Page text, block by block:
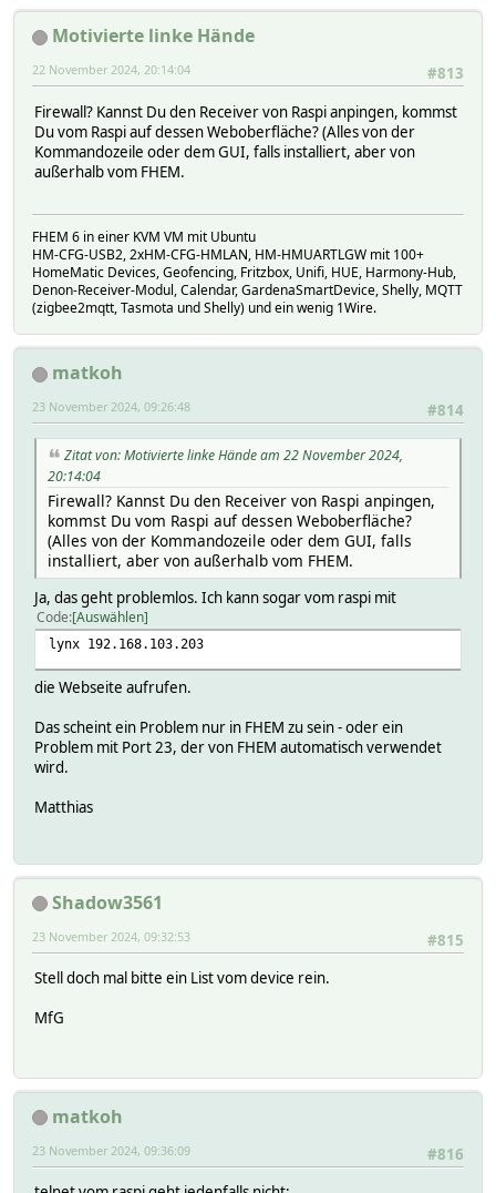
Motivierte linke Hände
#813
22 November 2024, 20:14:04
Firewall? Kannst Du den Receiver von Raspi anpingen, kommst
Du vom Raspi auf dessen Weboberfläche? (Alles von der
Kommandozeile oder dem GUI, falls installiert, aber von
außerhalb vom FHEM.
FHEM 6 in einer KVM VM mit Ubuntu
HM-CFG-USB2, 2xHM-CFG-HMLAN, HM-HMUARTLGW mit 100+
HomeMatic Devices, Geofencing, Fritzbox, Unifi, HUE, Harmony-Hub,
Denon-Receiver-Modul, Calendar, GardenaSmartDevice, Shelly, MQTT
(zigbee2mqtt, Tasmota und Shelly) und ein wenig 1Wire.
matkoh
#814
23 November 2024, 09:26:48
Zitat von: Motivierte linke Hände am 22 November 2024,
20:14:04
Firewall? Kannst Du den Receiver von Raspi anpingen,
kommst Du vom Raspi auf dessen Weboberfläche?
(Alles von der Kommandozeile oder dem GUI, falls
installiert, aber von außerhalb vom FHEM.
Ja, das geht problemlos. Ich kann sogar vom raspi mit
Code Auswählen
lynx 192.168.103.203
die Webseite aufrufen.
Das scheint ein Problem nur in FHEM zu sein - oder ein
Problem mit Port 23, der von FHEM automatisch verwendet
wird.
Matthias
Shadow3561
#815
23 November 2024, 09:32:53
Stell doch mal bitte ein List vom device rein.
MfG
matkoh
#816
23 November 2024, 09:36:09